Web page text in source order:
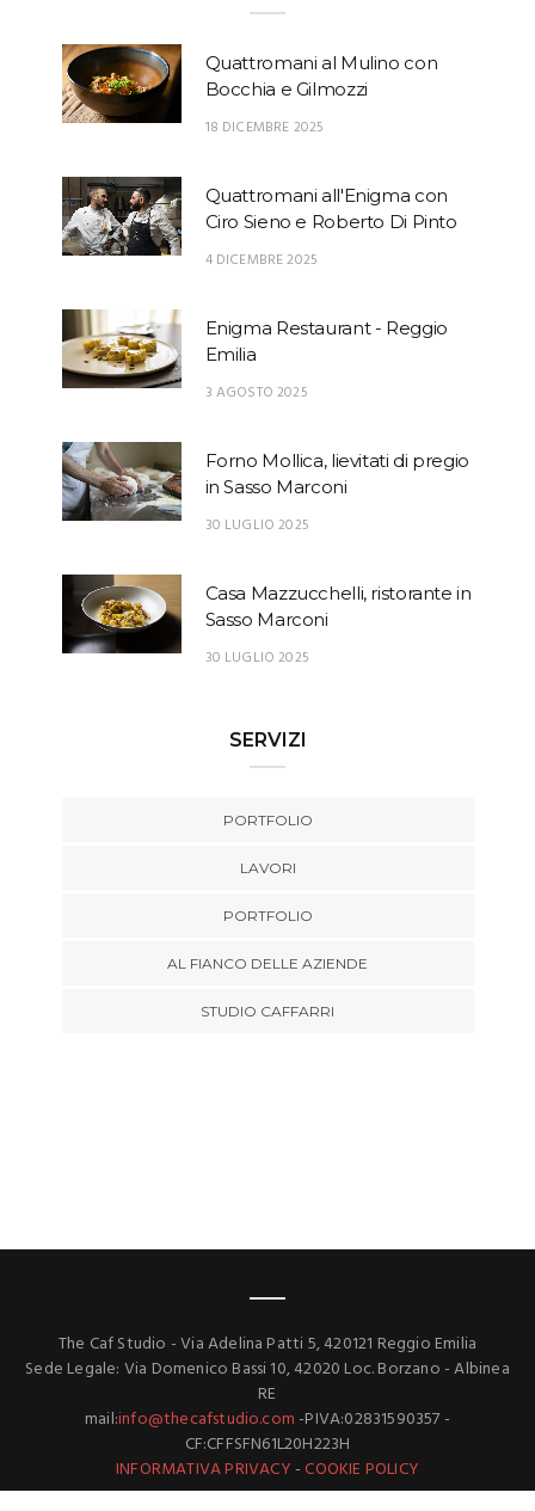
Quattromani al Mulino con
Bocchia e Gilmozzi
18 DICEMBRE 2025
Quattromani all'Enigma con
Ciro Sieno e Roberto Di Pinto
4 DICEMBRE 2025
Enigma Restaurant - Reggio
Emilia
3 AGOSTO 2025
Forno Mollica, lievitati di pregio
in Sasso Marconi
30 LUGLIO 2025
Casa Mazzucchelli, ristorante in
Sasso Marconi
30 LUGLIO 2025
SERVIZI
PORTFOLIO
LAVORI
PORTFOLIO
AL FIANCO DELLE AZIENDE
STUDIO CAFFARRI
The Caf Studio - Via Adelina Patti 5, 420121 Reggio Emilia
Sede Legale: Via Domenico Bassi 10, 42020 Loc. Borzano - Albinea
RE
mail:info@thecafstudio.com-PIVA:02831590357 -
CF:CFFSFN61L20H223H
INFORMATIVA PRIVACY-COOKIE POLICY